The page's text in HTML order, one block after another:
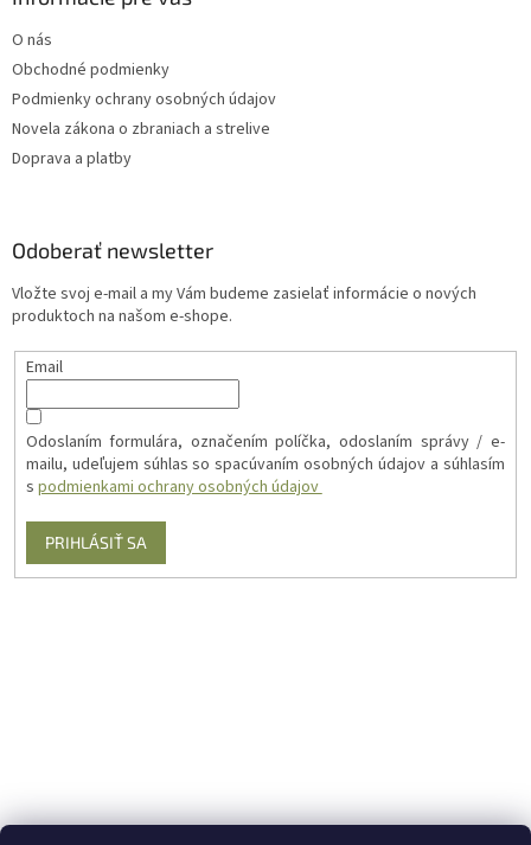
O nás
Obchodné podmienky
Podmienky ochrany osobných údajov
Novela zákona o zbraniach a strelive
Doprava a platby
Odoberať newsletter
Vložte svoj e-mail a my Vám budeme zasielať informácie o nových
produktoch na našom e-shope.
Email
Odoslaním formulára, označením políčka, odoslaním správy / e-
mailu, udeľujem súhlas so spacúvaním osobných údajov a súhlasím
s podmienkami ochrany osobných údajov
PRIHLÁSIŤ SA